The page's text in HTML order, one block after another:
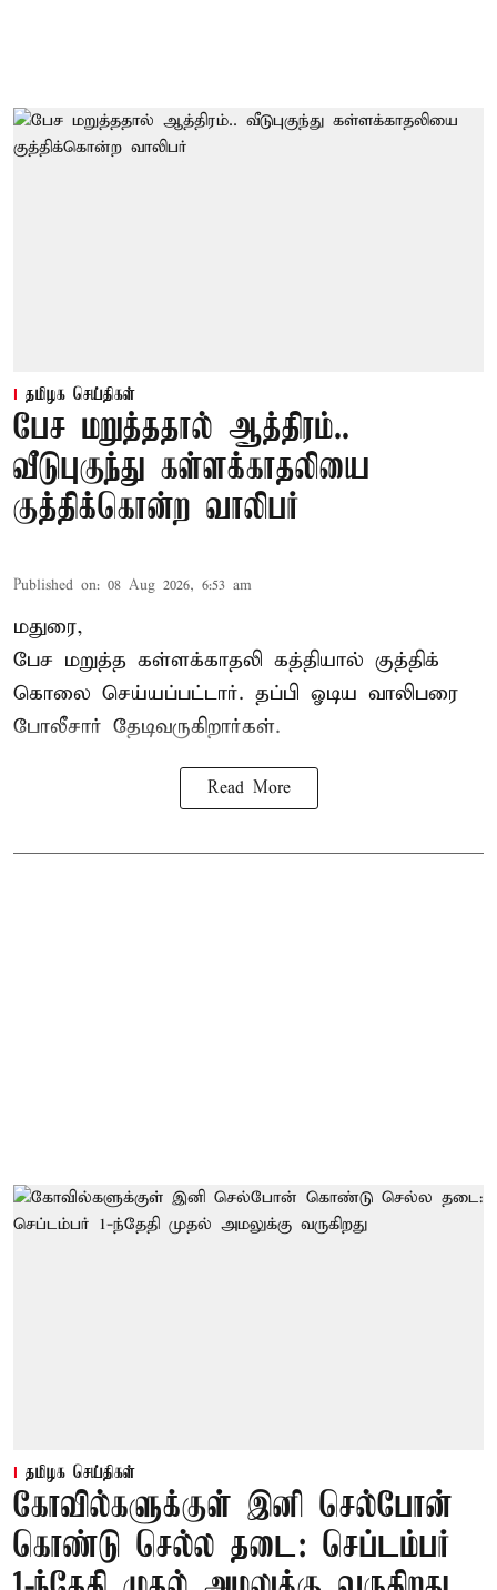
தமிழக செய்திகள்
பேச மறுத்ததால் ஆத்திரம்..
வீடுபுகுந்து கள்ளக்காதலியை
குத்திக்கொன்ற வாலிபர்
Published on: 08 Aug 2026, 6:53 am
மதுரை,
பேச மறுத்த கள்ளக்காதலி கத்தியால் குத்திக்
கொலை செய்யப்பட்டார். தப்பி ஓடிய வாலிபரை
போலீசார் தேடிவருகிறார்கள்.
Read More
தமிழக செய்திகள்
கோவில்களுக்குள் இனி செல்போன்
கொண்டு செல்ல தடை: செப்டம்பர்